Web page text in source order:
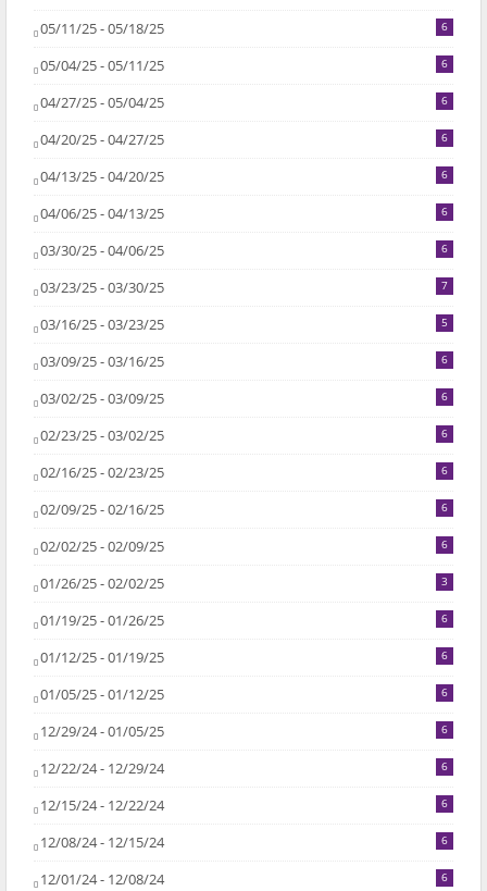
05/11/25 - 05/18/25
6
05/04/25 - 05/11/25 6
04/27/25 - 05/04/25 6
04/20/25 - 04/27/25 6
04/13/25 - 04/20/25 6
04/06/25 - 04/13/25 6
03/30/25 - 04/06/25 6
03/23/25 - 03/30/25 7
03/16/25 - 03/23/25 5
03/09/25 - 03/16/25 6
03/02/25 - 03/09/25 6
02/23/25 - 03/02/25 6
02/16/25 - 02/23/25 6
02/09/25 - 02/16/25 6
02/02/25 - 02/09/25 6
01/26/25 - 02/02/25 3
01/19/25 - 01/26/25 6
01/12/25 - 01/19/25 6
01/05/25 - 01/12/25 6
12/29/24 - 01/05/25 6
12/22/24 - 12/29/24 6
12/15/24 - 12/22/24 6
12/08/24 - 12/15/24 6
12/01/24 - 12/08/24 6